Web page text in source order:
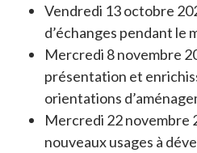
Vendredi 13 octobre
d’échanges pendant le
Mercredi 8 novembre
présentation et
orientations
Mercredi 22 novembre
nouveaux usages à